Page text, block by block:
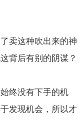
卖这种吹出来的神
背后有别的阴谋？
终没有下手的机
发现机会，所以才